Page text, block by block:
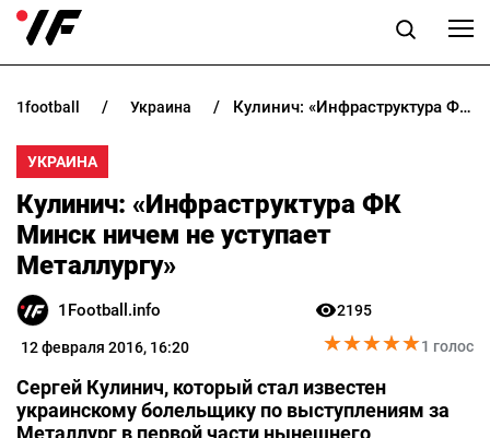
НОВОСТИ
ПРОГНОЗЫ
БУКМЕКЕРЫ
КАЗИНО
РАЗНОЕ
1football украина Кулинич: «Инфраструктура ФК Минск ничем не уступает Металлургу»
УКРАИНА
Кулинич: «Инфраструктура ФК
Минск ничем не уступает
Металлургу»
1Football.info
12 февраля 2016, 16:20
2195
★★★★★
★★★★★1 голос
Сергей Кулинич, который стал известен
украинскому болельщику по выступлениям за
Металлург в первой части нынешнего